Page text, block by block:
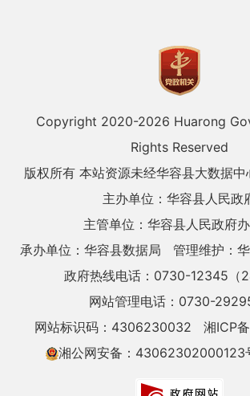
Copyright 2020-2026 Huarong
Rights Reserved
版权所有 本站资源未经华容县大数据
主办单位：华容县人民政
主管单位：华容县人民政府
承办单位：华容县数据局
管理维护：
政府热线电话：0730-12345（
网站管理电话：0730-
网站标识码：4306230032
湘ICP
湘公网安备：43062302000123